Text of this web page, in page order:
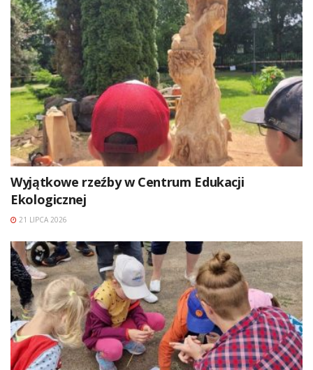
Wyjątkowe rzeźby w Centrum Edukacji
Ekologicznej
21 LIPCA 2026